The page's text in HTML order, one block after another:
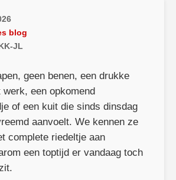
blog
JL
geen benen, een drukke
werk, een opkomend
of een kuit die sinds dinsdag
aanvoelt. We kennen ze
complete riedeltje aan
een toptijd er vandaag toch